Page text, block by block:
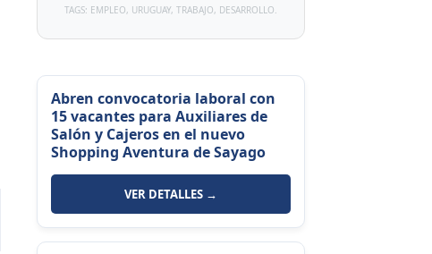
TAGS: EMPLEO, URUGUAY, TRABAJO, DESARROLLO.
Abren convocatoria laboral con
15 vacantes para Auxiliares de
Salón y Cajeros en el nuevo
Shopping Aventura de Sayago
VER DETALLES →